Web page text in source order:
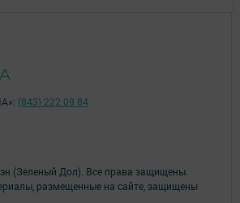
(Зеленый Дол). Все права защищены.
размещенные на сайте, защищены
(843) 222 09 84